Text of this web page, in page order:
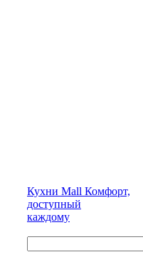
Кухни Mall Комфорт,
доступный
каждому